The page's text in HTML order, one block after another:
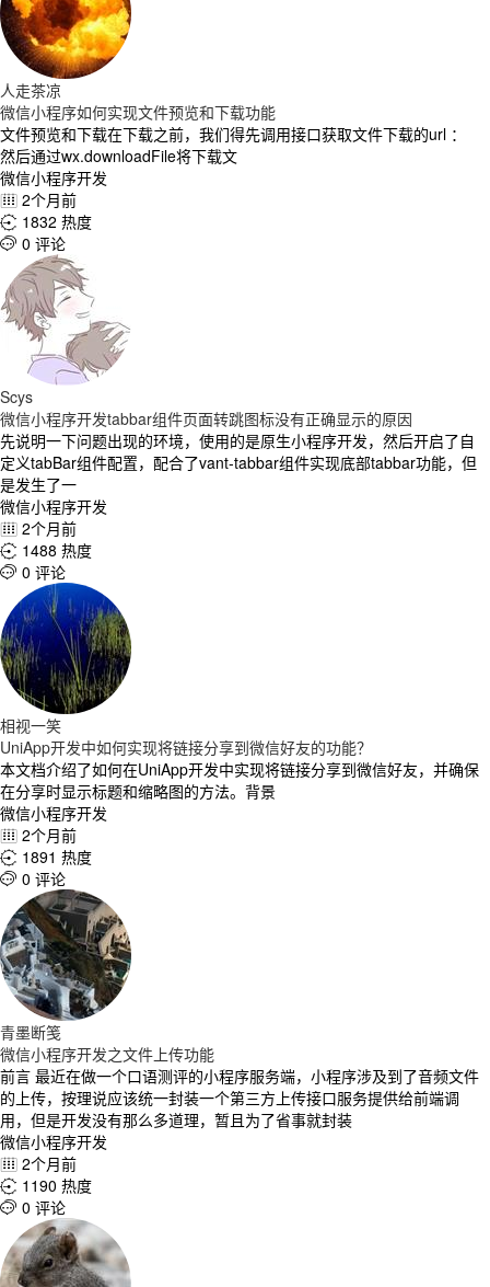
人走茶凉
微信小程序如何实现文件预览和下载功能
文件预览和下载在下载之前，我们得先调用接口获取文件下载的url ：
然后通过wx.downloadFile将下载文
微信小程序开发
 2个月前
 1832 热度
 0 评论
Scys
微信小程序开发tabbar组件页面转跳图标没有正确显示的原因
先说明一下问题出现的环境，使用的是原生小程序开发，然后开启了自
定义tabBar组件配置，配合了vant-tabbar组件实现底部tabbar功能，但
是发生了一
微信小程序开发
 2个月前
 1488 热度
 0 评论
相视一笑
UniApp开发中如何实现将链接分享到微信好友的功能？
本文档介绍了如何在UniApp开发中实现将链接分享到微信好友，并确保
在分享时显示标题和缩略图的方法。背景
微信小程序开发
 2个月前
 1891 热度
 0 评论
青墨断笺
微信小程序开发之文件上传功能
前言 最近在做一个口语测评的小程序服务端，小程序涉及到了音频文件
的上传，按理说应该统一封装一个第三方上传接口服务提供给前端调
用，但是开发没有那么多道理，暂且为了省事就封装
微信小程序开发
 2个月前
 1190 热度
 0 评论